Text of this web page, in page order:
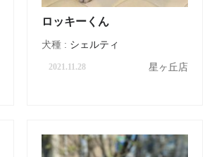
ロッキーくん
犬種 : シェルティ
2021.11.28 星ヶ丘店